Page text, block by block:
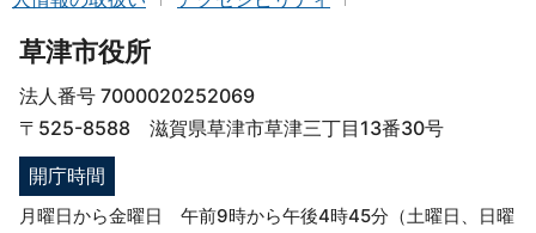
草津市役所
法人番号 7000020252069
〒525-8588 滋賀県草津市草津三丁目13番30号
開庁時間
月曜日から金曜日 午前9時から午後4時45分（土曜日、日曜